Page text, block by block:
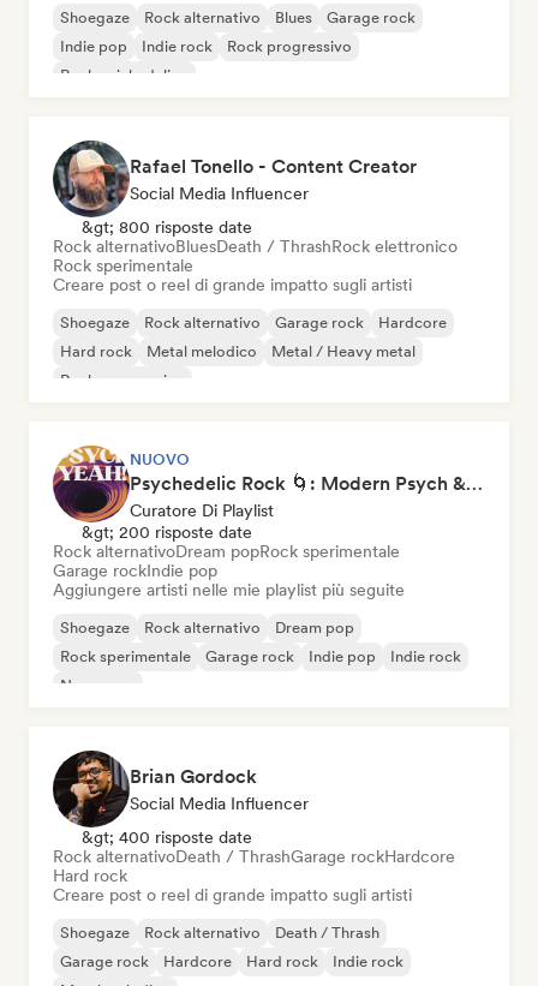
Shoegaze Rock alternativo Blues
Garage rock
Indie pop
Indie rock
Rock progressivo
Rock psichedelico
Rafael Tonello - Content Creator
Social Media Influencer
&gt; 800 risposte date
Rock alternativoBluesDeath / ThrashRock elettronico
Rock sperimentale
Creare post o reel di grande impatto sugli artisti
Shoegaze Rock alternativo Garage rock
Hardcore
Hard rock
Metal melodico
Metal / Heavy metal
Rock progressivo
NUOVO
Psychedelic Rock 🌀: Modern Psych & Turkish Vibes
Curatore Di Playlist
&gt; 200 risposte date
Rock alternativoDream popRock sperimentale
Garage rockIndie pop
Aggiungere artisti nelle mie playlist più seguite
Shoegaze Rock alternativo
Dream pop
Rock sperimentale
Garage rock Indie pop
Indie rock
New wave
Brian Gordock
Social Media Influencer
&gt; 400 risposte date
Rock alternativoDeath / ThrashGarage rockHardcore
Hard rock
Creare post o reel di grande impatto sugli artisti
Shoegaze Rock alternativo
Death / Thrash
Garage rock
Hardcore Hard rock
Indie rock